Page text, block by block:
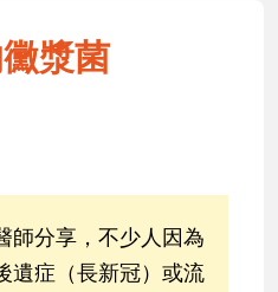
漿菌
師分享，不少人因為
遺症（長新冠）或流